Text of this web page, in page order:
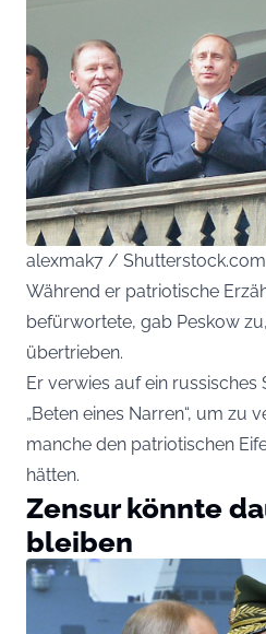
alexmak7 / Shutterstock.com
Während er patriotische
befürwortete, gab Peskow
übertrieben.
Er verwies auf ein
„Beten eines Narren“, um zu
manche den patriotischen
hätten.
Zensur könnte
bleiben